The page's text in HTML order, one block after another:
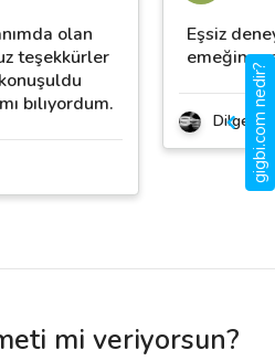
olan
teşekkürler
bılıyordum.
Eşsiz
emeğine
Dilge
mi veriyorsun?
gigbi.com nedir?